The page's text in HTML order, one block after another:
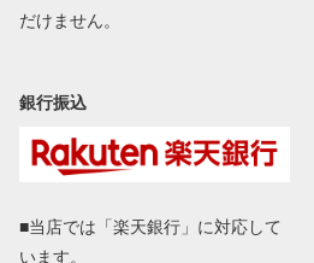
だけません。
銀行振込
■当店では「楽天銀行」に対応して
います。